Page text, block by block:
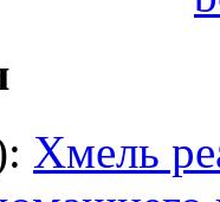
Хмель